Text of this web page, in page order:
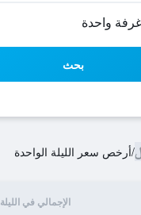
بحث
/أرخص سعر الليلة الواحدة
الإجمالي في الليلة